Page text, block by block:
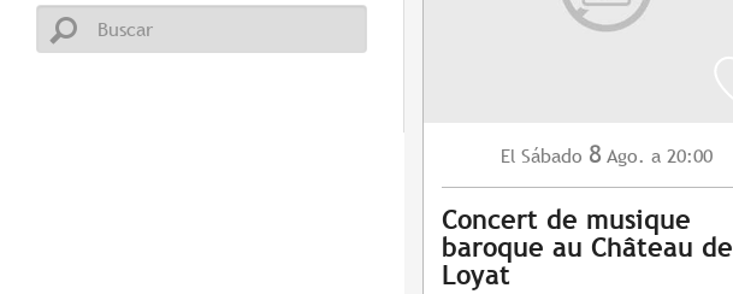
El Sábado 8 Ago. a 20:00
Concert de musique
baroque au Château de
Loyat